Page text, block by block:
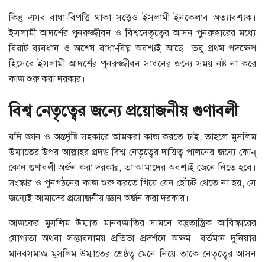
কিন্তু এসব বাধা-বিপত্তি থাকা সত্ত্বেও ইসলামী ইনকেলাব অত্যাবশ্যক।
ইসলামী আদর্শের পুনরুজ্জীবন ও বিশ্বনেতৃত্বের আসন পুনরুদ্ধারের মধ্যে
বিরাট ব্যবধান ও অশেষ বাধা-বিঘ্ন অবশ্যই আছে। তবু প্রথম পদক্ষেপ
হিসেবে ইসলামী আদর্শের পুনরুজ্জীবন সাধনের জন্যে সময় নষ্ট না করে
কাজ শুরু করা দরকার।
বিশ্ব নেতৃত্বের জন্যে প্রয়োজনীয় গুণাবলী
যদি জ্ঞান ও অন্তর্দৃষ্টি সহকারে আমকরা কাজ করতে চাই, তাহলে মুসলিম
উম্মাতের উপর আল্লাহর প্রদত্ত বিশ্ব নেতৃত্বের দায়িত্ব পালনের জন্যে কোন্‌
কোন গুণাবলী অর্জন করা দরকার, তা আমাদের অবশ্যই জেনে নিতে হবে।
সংস্কার ও পুনগঠনের কাজ শুরু করতে গিয়ে যেন হোঁচট থেতে না হয়, সে
জন্যেই আমাদের প্রয়োজনীয় জ্ঞান অর্জন করা দরকার।
আজকের মুসলিম উম্মাত মানবজাতির সামনে বস্তুতান্ত্রিক আবিস্কারের
যোগ্যতা অথবা সম্ভাবনাময় প্রতিভা প্রদর্শনে অক্ষম। বর্তমান দুনিয়ার
মানবসমাজ মুসলিম উম্মাতের শ্রেষ্ঠত্ব মেনে নিয়ে তাকে নেতৃত্বের আসন